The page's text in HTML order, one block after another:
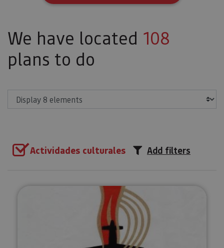
We have located 108
plans to do
Actividades culturales Add filters
Visita guiada por la Red Comète